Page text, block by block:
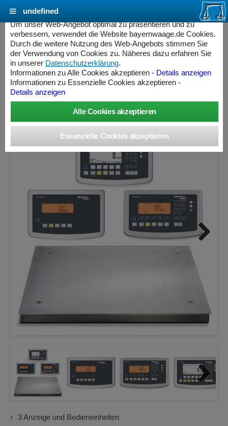
MINEBEA INTEC Combics Plattformwaage 4-
3000RR-NCE Lackiert / Lackiert
Wägebereich: 1500 / 3000 kg, Ablesbarkeit: 500 / 1000 g,
Eichschritt: 500 / 1000 g, eichfähig
Next
3 Anzeige und Bedieneinheiten
Cookie Einstellungen - bayernwaage.de
Um unser Web-Angebot optimal zu präsentieren und zu
verbessern, verwendet die Website bayernwaage.de Cookies.
Durch die weitere Nutzung des Web-Angebots stimmen Sie
der Verwendung von Cookies zu. Näheres dazu erfahren Sie
in unserer Datenschutzerklärung.
Informationen zu Alle Cookies akzeptieren - Details anzeigen
Informationen zu Essenzielle Cookies akzeptieren -
Details anzeigen
undefined
Controller